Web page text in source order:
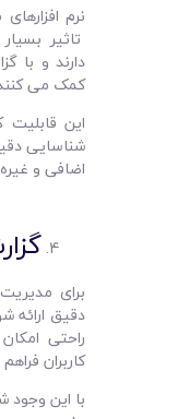
نرم‌
تاثیر
دارند و با
کمک می
این
شناسایی
اضافی و
برای
دقیق ارائه
راحتی
کاربران
با این وجود